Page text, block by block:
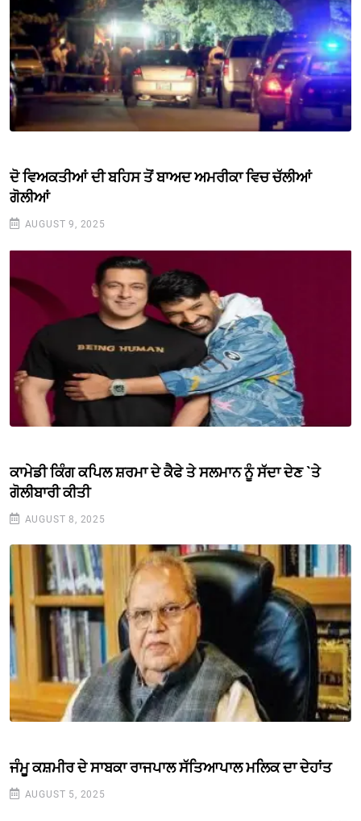
ਦੋ ਵਿਅਕਤੀਆਂ ਦੀ ਬਹਿਸ ਤੋਂ ਬਾਅਦ ਅਮਰੀਕਾ ਵਿਚ ਚੱਲੀਆਂ
ਗੋਲੀਆਂ
AUGUST 9, 2025
ਕਾਮੇਡੀ ਕਿੰਗ ਕਪਿਲ ਸ਼ਰਮਾ ਦੇ ਕੈਫੇ ਤੇ ਸਲਮਾਨ ਨੂੰ ਸੱਦਾ ਦੇਣ `ਤੇ
ਗੋਲੀਬਾਰੀ ਕੀਤੀ
AUGUST 8, 2025
ਜੰਮੂ ਕਸ਼ਮੀਰ ਦੇ ਸਾਬਕਾ ਰਾਜਪਾਲ ਸੱਤਿਆਪਾਲ ਮਲਿਕ ਦਾ ਦੇਹਾਂਤ
AUGUST 5, 2025